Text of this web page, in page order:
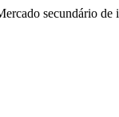
secundário de